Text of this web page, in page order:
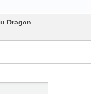
Dragon